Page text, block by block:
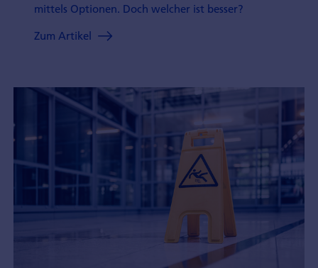
mittels Optionen. Doch welcher ist besser?
Zum Artikel